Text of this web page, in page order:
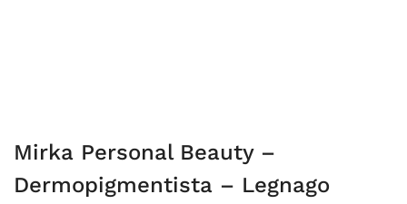
Mirka Personal Beauty –
Dermopigmentista – Legnago